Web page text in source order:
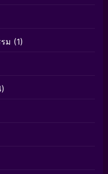
ม (1)